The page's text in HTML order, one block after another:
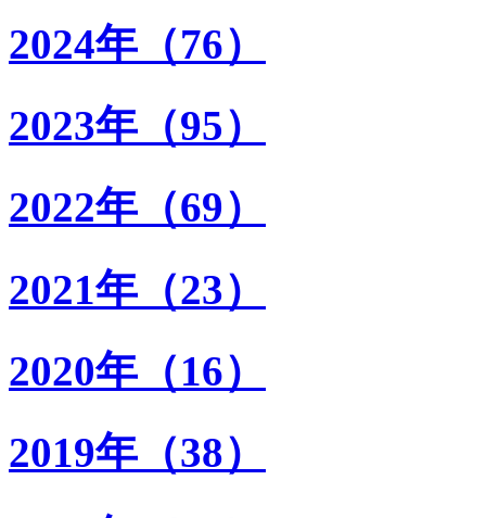
2024年（76）
2023年（95）
2022年（69）
2021年（23）
2020年（16）
2019年（38）